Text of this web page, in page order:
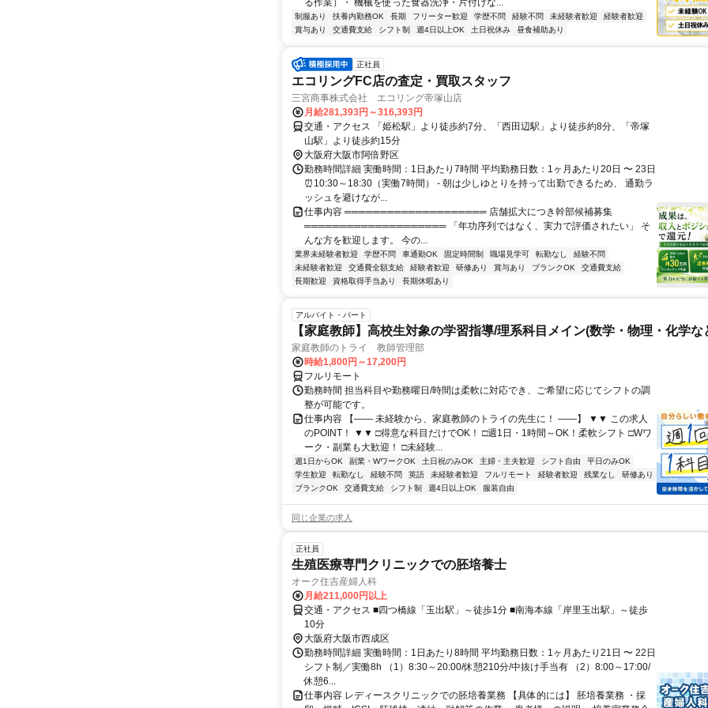
る作業）・ 機械を使った食器洗浄・片付けな...
制服あり 扶養内勤務OK 長期 フリーター歓迎 学歴不問 経験不問 未経験者歓迎
経験者歓迎
賞与あり
交通費支給 シフト制 週4日以上OK 土日祝休み 昼食補助あり
正社員
エコリングFC店の査定・買取スタッフ
三宮商事株式会社 エコリング帝塚山店
月給281,393円～316,393円
交通・アクセス 「姫松駅」より徒歩約7分、「西田辺駅」より徒歩約8分、「帝塚
山駅」より徒歩約15分
大阪府大阪市阿倍野区
勤務時間詳細 実働時間：1日あたり7時間 平均勤務日数：1ヶ月あたり20日 〜 23日
⏰10:30～18:30（実働7時間） - 朝は少しゆとりを持って出勤できるため、 通勤ラ
ッシュを避けなが...
仕事内容 ════════════════════ 店舗拡大につき幹部候補募集
════════════════════ 「年功序列ではなく、実力で評価されたい」 そ
んな方を歓迎します。 今の...
業界未経験者歓迎 学歴不問 車通勤OK 固定時間制 職場見学可 転勤なし
経験不問
未経験者歓迎
交通費全額支給 経験者歓迎 研修あり 賞与あり ブランクOK
交通費支給
長期歓迎
資格取得手当あり 長期休暇あり
アルバイト・パート
【家庭教師】高校生対象の学習指導/理系科目メイン(数学・物理・化学な
家庭教師のトライ 教師管理部
時給1,800円～17,200円
フルリモート
勤務時間 担当科目や勤務曜日/時間は柔軟に対応でき、ご希望に応じてシフトの調
整が可能です。
仕事内容 【―― 未経験から、家庭教師のトライの先生に！ ――】 ▼▼ この求人
のPOINT！ ▼▼ □得意な科目だけでOK！ □週1日・1時間～OK！柔軟シフト □Wワ
ーク・副業も大歓迎！ □未経験...
週1日からOK 副業・WワークOK 土日祝のみOK 主婦・主夫歓迎 シフト自由
平日のみOK
学生歓迎
転勤なし 経験不問 英語 未経験者歓迎 フルリモート 経験者歓迎 残業なし
研修あり
ブランクOK
交通費支給 シフト制 週4日以上OK 服装自由
同じ企業の求人
正社員
生殖医療専門クリニックでの胚培養士
オーク住吉産婦人科
月給211,000円以上
交通・アクセス ■四つ橋線「玉出駅」～徒歩1分 ■南海本線「岸里玉出駅」～徒歩
10分
大阪府大阪市西成区
勤務時間詳細 実働時間：1日あたり8時間 平均勤務日数：1ヶ月あたり21日 〜 22日
シフト制／実働8h （1）8:30～20:00/休憩210分/中抜け手当有 （2）8:00～17:00/
休憩6...
仕事内容 レディースクリニックでの胚培養業務 【具体的には】 胚培養業務 ・採